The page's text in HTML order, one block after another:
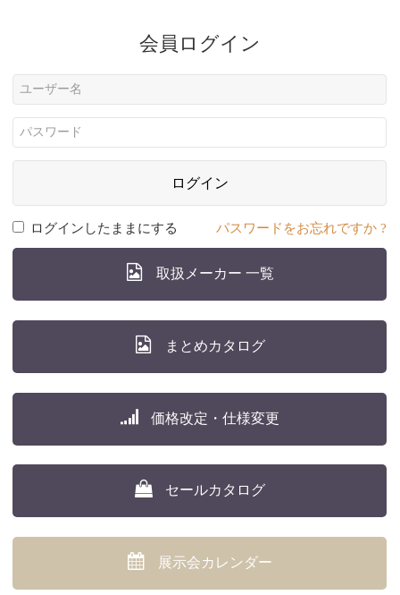
会員ログイン
ログイン
ログインしたままにする パスワードをお忘れですか ?
取扱メーカー 一覧
まとめカタログ
価格改定・仕様変更
セールカタログ
展示会カレンダー